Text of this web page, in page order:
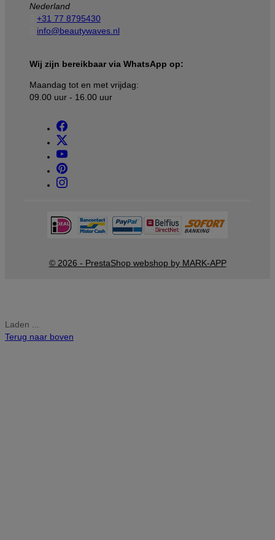
Nederland
+31 77 8795430
info@beautywaves.nl
Wij zijn bereikbaar via WhatsApp op:
Maandag tot en met vrijdag:
09.00 uur - 16.00 uur
© 2026 - PrestaShop webshop by MARK-APP
Laden ...
Terug naar boven